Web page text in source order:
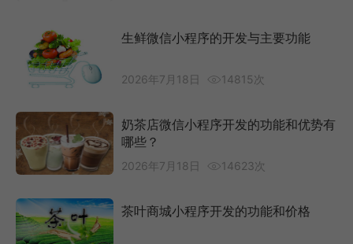
生鲜微信小程序的开发与主要功能
2026年7月18日 14815次
奶茶店微信小程序开发的功能和优势有
哪些？
2026年7月18日 14623次
茶叶商城小程序开发的功能和价格